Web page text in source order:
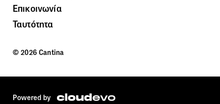
Επικοινωνία
Ταυτότητα
© 2026 Cantina
Powered by